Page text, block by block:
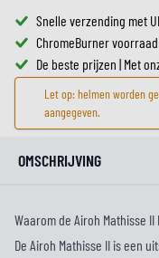
Snelle verzending met
ChromeBurner
De beste prijzen | Met
Let op: helmen worden
aangegeven.
OMSCHRIJVING
Waarom de Airoh Mathisse
De Airoh Mathisse II is een